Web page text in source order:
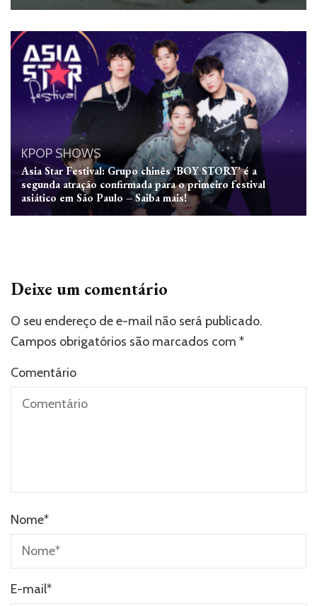
KPOP SHOWS
Asia Star Festival: Grupo chinês ‘BOY STORY’ é a
segunda atração confirmada para o primeiro festival
asiático em São Paulo – Saiba mais!
Deixe um comentário
O seu endereço de e-mail não será publicado.
Campos obrigatórios são marcados com *
Comentário
Nome*
E-mail*